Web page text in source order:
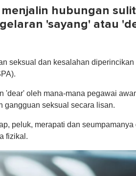
hubungan
'sayang' atau
seksual dan kesalahan diperincikan
'dear' oleh mana-mana pegawai
gangguan seksual secara lisan.
peluk, merapati dan
fizikal.